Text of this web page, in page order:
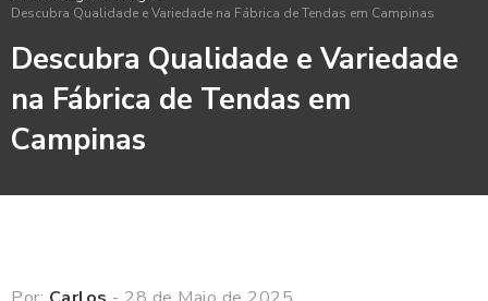
Descubra Qualidade e Variedade na Fábrica de Tendas em Campinas
Descubra Qualidade e Variedade
na Fábrica de Tendas em
Campinas